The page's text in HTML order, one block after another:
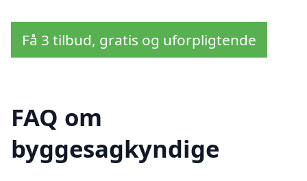
Få 3 tilbud, gratis og uforpligtende
FAQ om
byggesagkyndige